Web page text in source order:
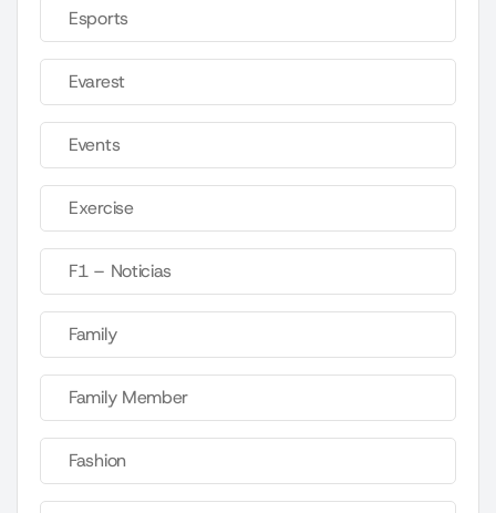
Esports
Evarest
Events
Exercise
F1 – Noticias
Family
Family Member
Fashion